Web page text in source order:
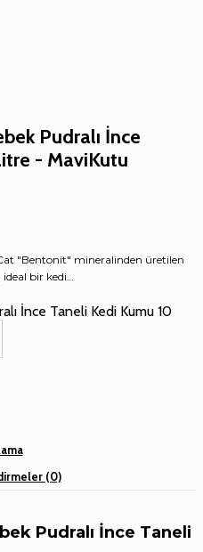
Pudralı İnce
- MaviKutu
"Bentonit" mineralinden üretilen
bir kedi…
İnce Taneli Kedi Kumu 10
(0)
Pudralı İnce Taneli